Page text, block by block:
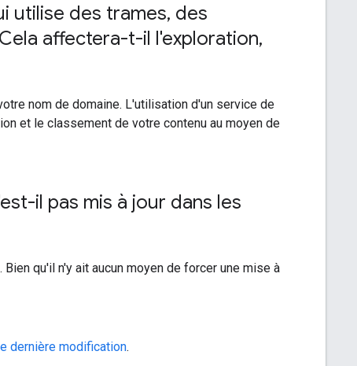
utilise des trames, des
Cela affectera-t-il l'exploration,
nom de domaine. L'utilisation d'un service de
et le classement de votre contenu au moyen de
il pas mis à jour dans les
qu'il n'y ait aucun moyen de forcer une mise à
dernière modification.